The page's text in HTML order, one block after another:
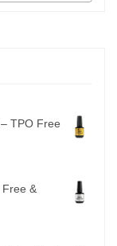
TPO Free
Free &